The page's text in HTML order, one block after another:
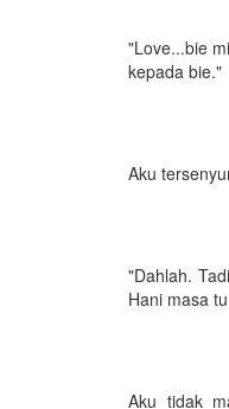
"Love...bie
kepada bie."
Aku
"Dahlah.
Hani masa
Aku tidak